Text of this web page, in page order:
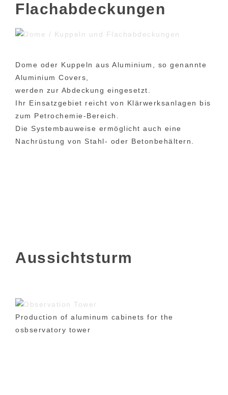
Flachabdeckungen
Dome oder Kuppeln aus Aluminium, so genannte
Aluminium Covers,
werden zur Abdeckung eingesetzt.
Ihr Einsatzgebiet reicht von Klärwerksanlagen bis
zum Petrochemie-Bereich.
Die Systembauweise ermöglicht auch eine
Nachrüstung von Stahl- oder Betonbehältern.
Aussichtsturm
Production of aluminum cabinets for the
osbservatory tower